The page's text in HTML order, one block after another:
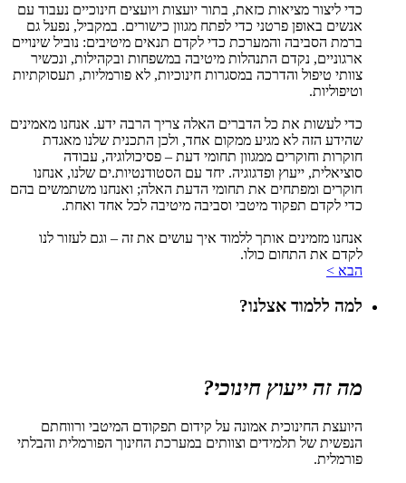
כדי ליצור מציאות כזאת, בתור יועצות ויועצים חינוכיים נעבוד עם
אנשים באופן פרטני כדי לפתח מגוון כישורים. במקביל, נפעל גם
ברמת הסביבה והמערכת כדי לקדם תנאים מיטיבים: נוביל שינויים
ארגוניים, נקדם התנהלות מיטיבה במשפחות ובקהילות, ונכשיר
צוותי טיפול והדרכה במסגרות חינוכיות, לא פורמליות, תעסוקתיות
וטיפוליות.
כדי לעשות את כל הדברים האלה צריך הרבה ידע. אנחנו מאמינים
שהידע הזה לא מגיע ממקום אחד, ולכן התכנית שלנו מאגדת
חוקרות וחוקרים ממגוון תחומי דעת – פסיכולוגיה, עבודה
סוציאלית, ייעוץ ופדגוגיה. יחד עם הסטודנטיות.ים שלנו, אנחנו
חוקרים ומפתחים את תחומי הדעת האלה; ואנחנו משתמשים בהם
כדי לקדם תפקוד מיטבי וסביבה מיטיבה לכל אחד ואחת.
אנחנו מזמינים אותך ללמוד איך עושים את זה – וגם לעזור לנו
לקדם את התחום כולו.
הבא >
למה ללמוד אצלנו?
מה זה ייעוץ חינוכי?
היועצת החינוכית אמונה על קידום תפקודם המיטבי ורווחתם
הנפשית של תלמידים וצוותים במערכת החינוך הפורמלית והבלתי
פורמלית.